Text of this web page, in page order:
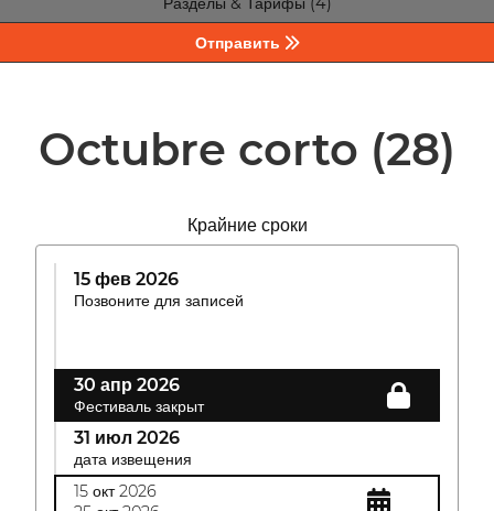
Отправить
Octubre corto (28)
Крайние сроки
15 фев 2026
Позвоните для записей
30 апр 2026
Фестиваль закрыт
31 июл 2026
дата извещения
15 окт 2026